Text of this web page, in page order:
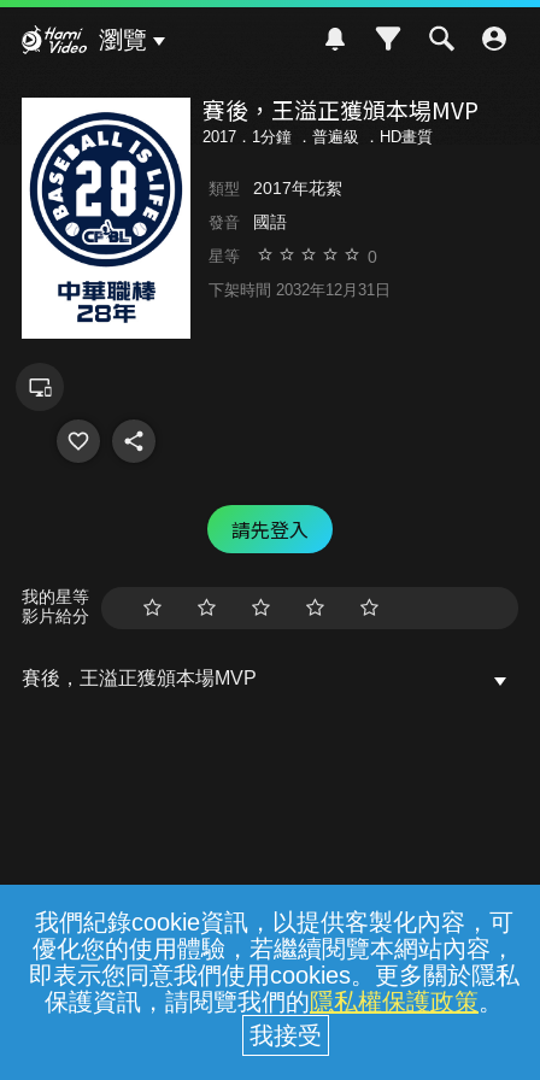
我們紀錄cookie資訊，以提供客製化內容，可
優化您的使用體驗，若繼續閱覽本網站內容，
即表示您同意我們使用cookies。更多關於隱私
保護資訊，請閱覽我們的隱私權保護政策。
瀏覽
賽後，王溢正獲頒本場MVP
2017．1分鐘 ． 普遍級 ．HD畫質
類型 2017年花絮
發音 國語
星等 0
下架時間 2032年12月31日
請先登入
我的星等
影片給分
賽後，王溢正獲頒本場MVP
常見問題 線上客服 服務條款 隱私權保護
中華電信股份有限公司個人家庭分公司
(統一編號：96979949) © 2026
{{notifyMsg}}